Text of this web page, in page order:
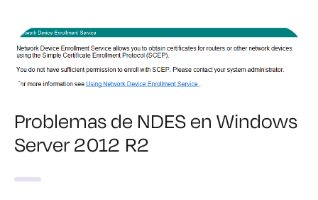
Problemas de NDES en Windows
Server 2012 R2